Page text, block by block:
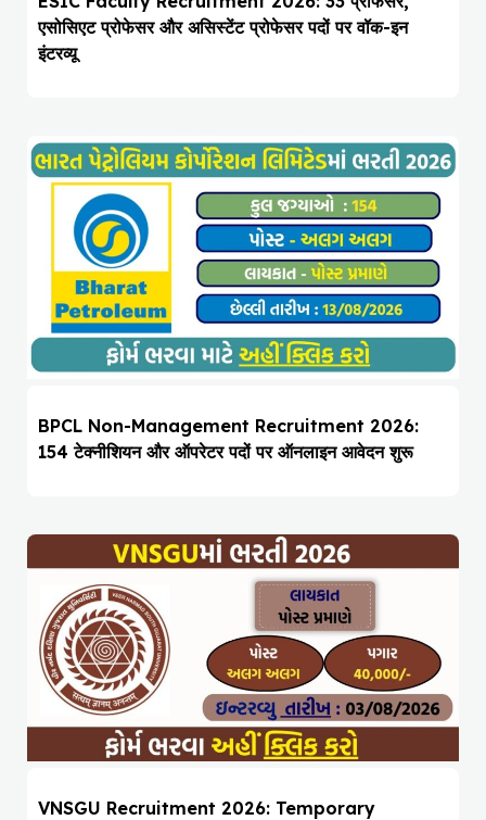
एसोसिएट प्रोफेसर और असिस्टेंट प्रोफेसर पदों पर वॉक-इन
इंटरव्यू
BPCL Non-Management Recruitment 2026:
154 टेक्नीशियन और ऑपरेटर पदों पर ऑनलाइन आवेदन शुरू
VNSGU Recruitment 2026: Temporary